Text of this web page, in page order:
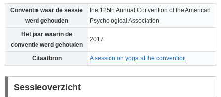
Conventie waar de sessie
werd gehouden
the 125th Annual Convention of the American
Psychological Association
Het jaar waarin de
conventie werd gehouden
2017
Citaatbron A session on yoga at the convention
Sessieoverzicht